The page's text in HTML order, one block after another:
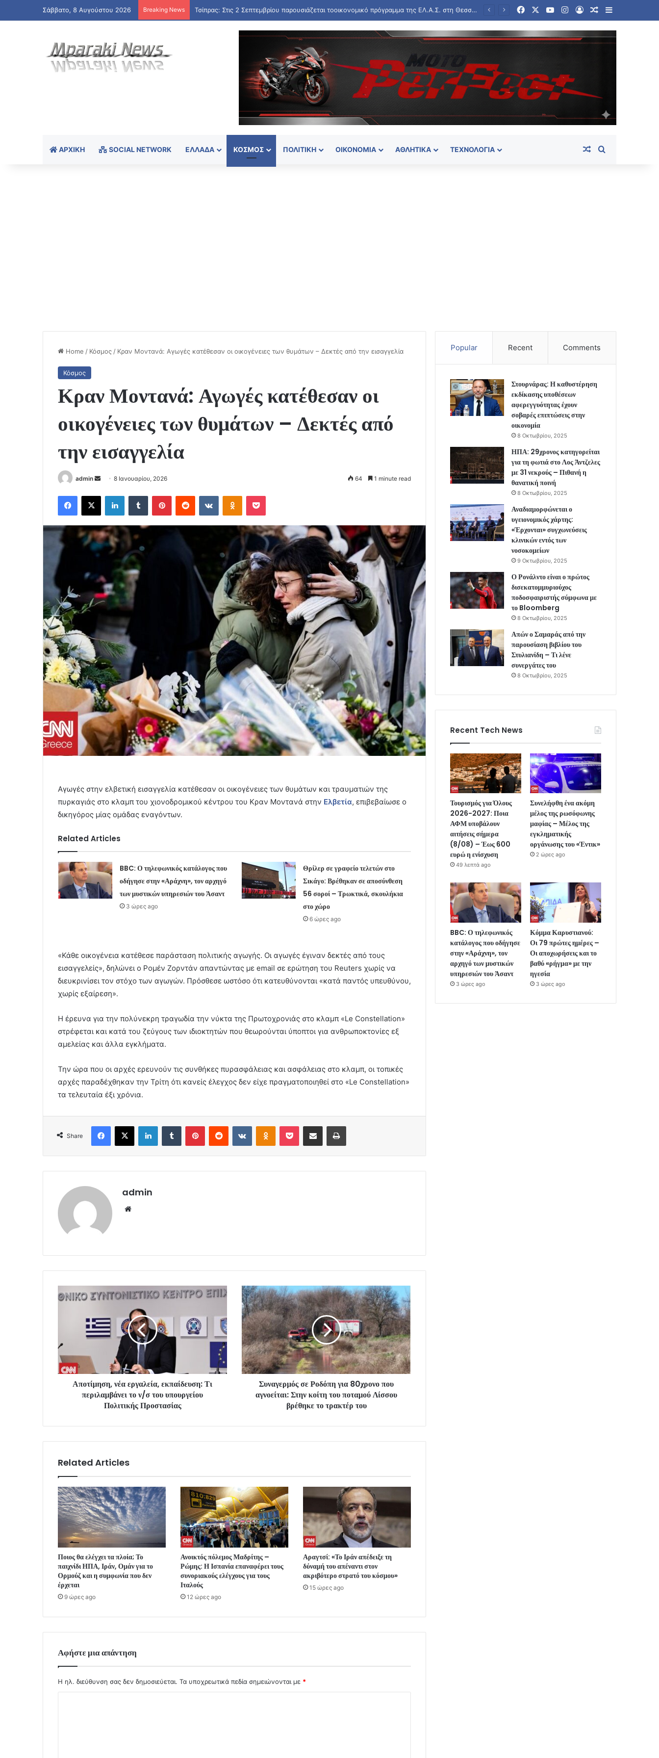
Σάββατο, 8 Αυγούστου 2026 Breaking News Τουρισμός για Όλους 2026-2027: Ποια ΑΦΜ υποβάλουν αιτήσεις σήμερα (8/08) – Έως 600 ευρώ η ενίσχυση FacebookYouTubeInstagram
Log InRandom Article
Sidebar
ΑΡΧΙΚΉ SOCIAL NETWORK ΕΛΛΆΔΑ ΚΌΣΜΟΣ ΠΟΛΙΤΙΚΉ ΟΙΚΟΝΟΜΊΑ ΑΘΛΗΤΙΚΆ ΤΕΧΝΟΛΟΓΊΑ Random Article
Home / Κόσμος / Κραν Μοντανά: Αγωγές κατέθεσαν οι οικογένειες των θυμάτων – Δεκτές από την εισαγγελία
Κόσμος
Κραν Μοντανά: Αγωγές κατέθεσαν οι
οικογένειες των θυμάτων – Δεκτές από
την εισαγγελία
admin
Send
email
8 Ιανουαρίου, 2026 64 1 minute read
Facebook
X LinkedInTumblr PinterestReddit VKontakteOdnoklassniki
Pocket
Αγωγές στην ελβετική εισαγγελία κατέθεσαν οι οικογένειες των θυμάτων και τραυματιών της
πυρκαγιάς στο κλαμπ του χιονοδρομικού κέντρου του Κραν Μοντανά στην Ελβετία, επιβεβαίωσε ο
δικηγόρος μίας ομάδας εναγόντων.
Related Articles
BBC: Ο τηλεφωνικός κατάλογος που
οδήγησε στην «Αράχνη», τον αρχηγό
των μυστικών υπηρεσιών του Άσαντ
3 ώρες ago
Θρίλερ σε γραφείο τελετών στο
Σικάγο: Βρέθηκαν σε αποσύνθεση
56 σοροί – Τρωκτικά, σκουλήκια
στο χώρο
6 ώρες ago
«Κάθε οικογένεια κατέθεσε παράσταση πολιτικής αγωγής. Οι αγωγές έγιναν δεκτές από τους
εισαγγελείς», δηλώνει ο Ρομέν Ζορντάν απαντώντας με email σε ερώτηση του Reuters χωρίς να
διευκρινίσει τον στόχο των αγωγών. Πρόσθεσε ωστόσο ότι κατευθύνονται «κατά παντός υπευθύνου,
χωρίς εξαίρεση».
Η έρευνα για την πολύνεκρη τραγωδία την νύκτα της Πρωτοχρονιάς στο κλαμπ «Le Constellation»
στρέφεται και κατά του ζεύγους των ιδιοκτητών που θεωρούνται ύποπτοι για ανθρωποκτονίες εξ
αμελείας και άλλα εγκλήματα.
Την ώρα που οι αρχές ερευνούν τις συνθήκες πυρασφάλειας και ασφάλειας στο κλαμπ, οι τοπικές
αρχές παραδέχθηκαν την Τρίτη ότι κανείς έλεγχος δεν είχε πραγματοποιηθεί στο «Le Constellation»
τα τελευταία έξι χρόνια.
Share
Facebook
X LinkedInTumblr PinterestReddit VKontakteOdnoklassniki
Pocket Share via Email Print
admin
Αποτίμηση, νέα εργαλεία, εκπαίδευση: Τι
περιλαμβάνει το ν/σ του υπουργείου
Πολιτικής Προστασίας
Συναγερμός σε Ροδόπη για 80χρονο που
αγνοείται: Στην κοίτη του ποταμού Λίσσου
βρέθηκε το τρακτέρ του
Related Articles
Ποιος θα ελέγχει τα πλοία; Το
παιχνίδι ΗΠΑ, Ιράν, Ομάν για το
Ορμούζ και η συμφωνία που δεν
έρχεται
9 ώρες ago
Ανοικτός πόλεμος Μαδρίτης –
Ρώμης: Η Ισπανία επαναφέρει τους
συνοριακούς ελέγχους για τους
Ιταλούς
12 ώρες ago
Αραγτσί: «Το Ιράν απέδειξε τη
δύναμή του απέναντι στον
ακριβότερο στρατό του κόσμου»
15 ώρες ago
Αφήστε μια απάντηση
Η ηλ. διεύθυνση σας δεν δημοσιεύεται. Τα υποχρεωτικά πεδία σημειώνονται με *
Popular Recent Comments
Στουρνάρας: Η καθυστέρηση
εκδίκασης υποθέσεων
αφερεγγυότητας έχουν
σοβαρές επιπτώσεις στην
οικονομία
8 Οκτωβρίου, 2025
ΗΠΑ: 29χρονος κατηγορείται
για τη φωτιά στο Λος Άντζελες
με 31 νεκρούς – Πιθανή η
θανατική ποινή
8 Οκτωβρίου, 2025
Αναδιαμορφώνεται ο
υγειονομικός χάρτης:
«Έρχονται» συγχωνεύσεις
κλινικών εντός των
νοσοκομείων
9 Οκτωβρίου, 2025
Ο Ρονάλντο είναι ο πρώτος
δισεκατομμυριούχος
ποδοσφαιριστής σύμφωνα με
το Bloomberg
8 Οκτωβρίου, 2025
Απών ο Σαμαράς από την
παρουσίαση βιβλίου του
Στυλιανίδη – Τι λένε
συνεργάτες του
8 Οκτωβρίου, 2025
Recent Tech News
Τουρισμός για Όλους
2026-2027: Ποια
ΑΦΜ υποβάλουν
αιτήσεις σήμερα
(8/08) – Έως 600
ευρώ η ενίσχυση
49 λεπτά ago
Συνελήφθη ένα ακόμη
μέλος της ρωσόφωνης
μαφίας – Μέλος της
εγκληματικής
οργάνωσης του «Έντικ»
2 ώρες ago
BBC: Ο τηλεφωνικός
κατάλογος που οδήγησε
στην «Αράχνη», τον
αρχηγό των μυστικών
υπηρεσιών του Άσαντ
3 ώρες ago
Κόμμα Καρυστιανού:
Οι 79 πρώτες ημέρες –
Οι αποχωρήσεις και το
βαθύ «ρήγμα» με την
ηγεσία
3 ώρες ago